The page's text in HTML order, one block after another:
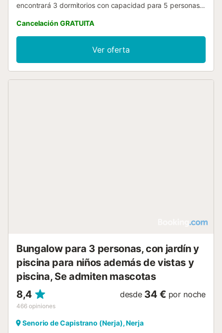
encontrará 3 dormitorios con capacidad para 5 personas,
rústico. El lugar tiene un aire vintage y es muy luminoso, ya
que la casa está rodeada únicamente por sus propios
jardines. También cuenta con parking privado dentro de la
parcela, así que si valora su independencia y privacidad
ésta es, sin duda, una gran oportunidad. Además, aunque
Cancelación GRATUITA
Ver oferta
Bungalow para 3 personas, con jardín y
piscina para niños además de vistas y
piscina, Se admiten mascotas
8,4
466 opiniones
desde 34 € por noche
Senorio de Capistrano (Nerja), Nerja